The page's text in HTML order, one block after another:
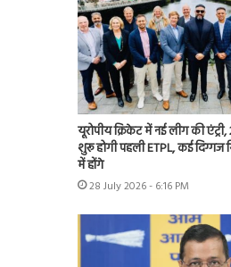
यूरोपीय क्रिकेट में नई लीग की
शुरू होगी पहली ETPL, कई दिग्गज
में होंगे
28 July 2026 - 6:16 PM